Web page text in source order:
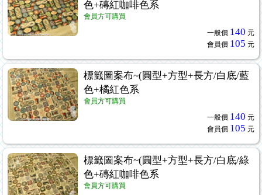
色+磚紅咖啡色系
會員方可購買
一般價 140 元
會員價 105 元
標籤圖案布~(圓型+方型+長方/白底/藍
色+橘紅色系
會員方可購買
一般價 140 元
會員價 105 元
標籤圖案布~(圓型+方型+長方/白底/綠
色+磚紅咖啡色系
會員方可購買